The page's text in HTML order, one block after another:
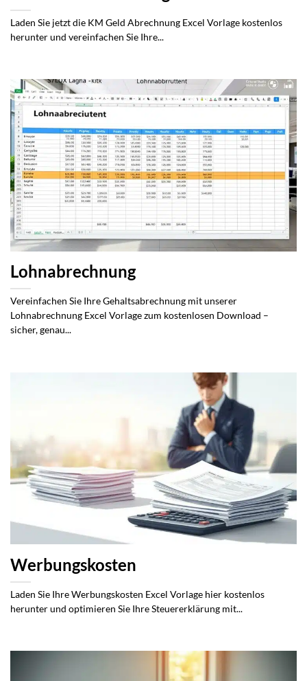
Laden Sie jetzt die KM Geld Abrechnung Excel Vorlage kostenlos
herunter und vereinfachen Sie Ihre...
Lohnabrechnung
Vereinfachen Sie Ihre Gehaltsabrechnung mit unserer
Lohnabrechnung Excel Vorlage zum kostenlosen Download –
sicher, genau...
Werbungskosten
Laden Sie Ihre Werbungskosten Excel Vorlage hier kostenlos
herunter und optimieren Sie Ihre Steuererklärung mit...